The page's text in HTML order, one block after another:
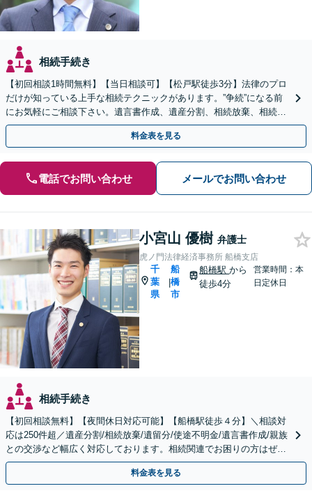
相続手続き
【初回相談1時間無料】【当日相談可】【松戸駅徒歩3分】法律のプロ
だけが知っている上手な相続テクニックがあります。”争続”になる前
にお気軽にご相談下さい。遺言書作成、遺産分割、相続放棄、相続税
のことなど弁護経験豊富です。
料金表を見る
電話でお問い合わせ メールでお問い合わせ
小宮山 優樹 弁護士
虎ノ門法律経済事務所 船橋支店
千
葉
県
|
船
橋
市
船橋駅から
徒歩4分
営業時間：本
日定休日
相続手続き
【初回相談無料】【夜間休日対応可能】【船橋駅徒歩４分】＼相談対
応は250件超／遺産分割/相続放棄/遺留分/使途不明金/遺言書作成/親族
との交渉など幅広く対応しております。相続関連でお困りの方はぜひ
一度ご相談ください。
料金表を見る